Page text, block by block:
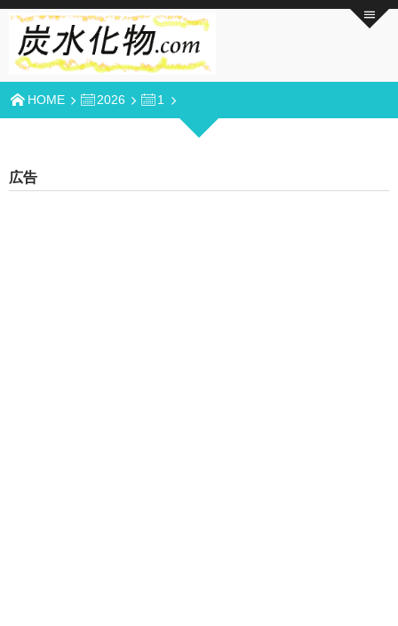
HOME 2026 1
広告